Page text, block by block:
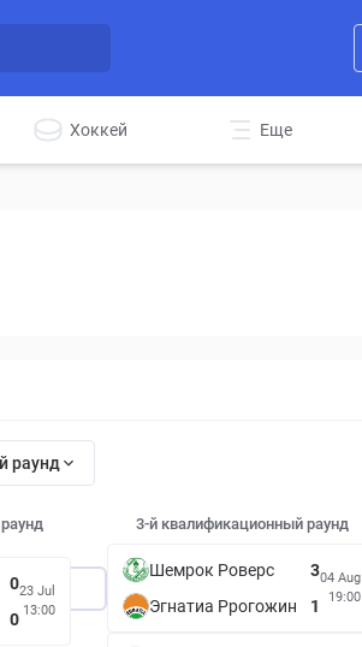
Хоккей Еще
раунд
0
0
23 Jul
13:00
3-й квалификационный раунд
Шемрок Роверс
3
Эгнатиа Ррогожин
1
04 Aug
19:00